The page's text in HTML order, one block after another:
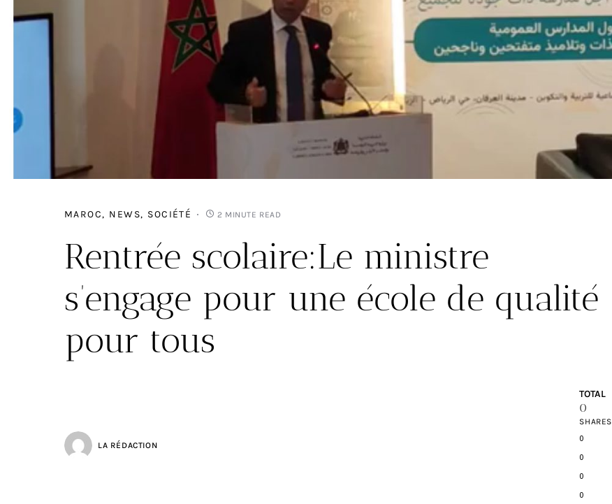
MAROC NEWS SOCIÉTÉ 2 MINUTE READ
Rentrée scolaire:Le ministre
s’engage pour une école de qualité
pour tous
LA RÉDACTION
TOTAL
0
SHARES
0
0
0
0